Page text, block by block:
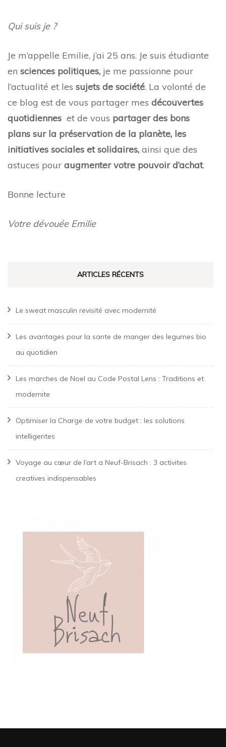
Qui suis je ?
Je m’appelle Emilie, j’ai 25 ans. Je suis étudiante
en sciences politiques, je me passionne pour
l’actualité et les sujets de société. La volonté de
ce blog est de vous partager mes découvertes
quotidiennes et de vous partager des bons
plans sur la préservation de la planète, les
initiatives sociales et solidaires, ainsi que des
astuces pour augmenter votre pouvoir d’achat.
Bonne lecture
Votre dévouée Emilie
ARTICLES RÉCENTS
Le sweat masculin revisité avec modernité
Les avantages pour la sante de manger des legumes bio
au quotidien
Les marches de Noel au Code Postal Lens : Traditions et
modernite
Optimiser la Charge de votre budget : les solutions
intelligentes
Voyage au cœur de l’art a Neuf-Brisach : 3 activites
creatives indispensables